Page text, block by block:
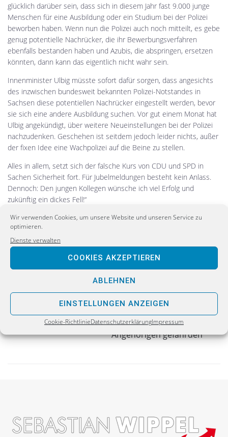
Wir verwenden Cookies, um unsere Website und unseren Service zu
optimieren.
Dienste verwalten
COOKIES AKZEPTIEREN
ABLEHNEN
EINSTELLUNGEN ANZEIGEN
Cookie-RichtlinieDatenschutzerklärungImpressum
glücklich darüber sein, dass sich in diesem Jahr fast 9.000 junge
Menschen für eine Ausbildung oder ein Studium bei der Polizei
beworben haben. Wenn nun die Polizei auch noch mitteilt, es gebe
genug potentielle Nachrücker, die ihr Bewerbungsverfahren
ebenfalls bestanden haben und Azubis, die abspringen, ersetzen
könnten, dann kann das eigentlich nicht wahr sein.
Innenminister Ulbig müsste sofort dafür sorgen, dass angesichts
des inzwischen bundesweit bekannten Polizei-Notstandes in
Sachsen diese potentiellen Nachrücker eingestellt werden, bevor
sie sich eine andere Ausbildung suchen. Vor gut einem Monat hat
Ulbig angekündigt, über weitere Neueinstellungen bei der Polizei
nachzudenken. Geschehen ist seitdem jedoch leider nichts, außer
der fixen Idee eine Wachpolizei auf die Beine zu stellen.
Alles in allem, setzt sich der falsche Kurs von CDU und SPD in
Sachen Sicherheit fort. Für Jubelmeldungen besteht kein Anlass.
Dennoch: Den jungen Kollegen wünsche ich viel Erfolg und
zukünftig ein dickes Fell!“
Sicherheit gibt es nicht zum Billigtarif!
Kennzeichnungspflicht würde Polizisten und ihre
Angehörigen gefährden